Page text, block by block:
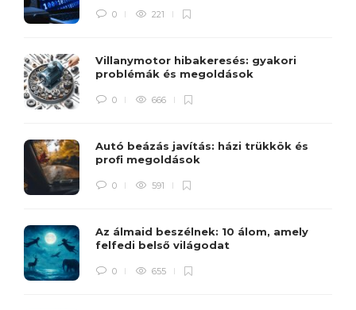
0 221
Villanymotor hibakeresés: gyakori
problémák és megoldások
0 666
Autó beázás javítás: házi trükkök és
profi megoldások
0 591
Az álmaid beszélnek: 10 álom, amely
felfedi belső világodat
0 655